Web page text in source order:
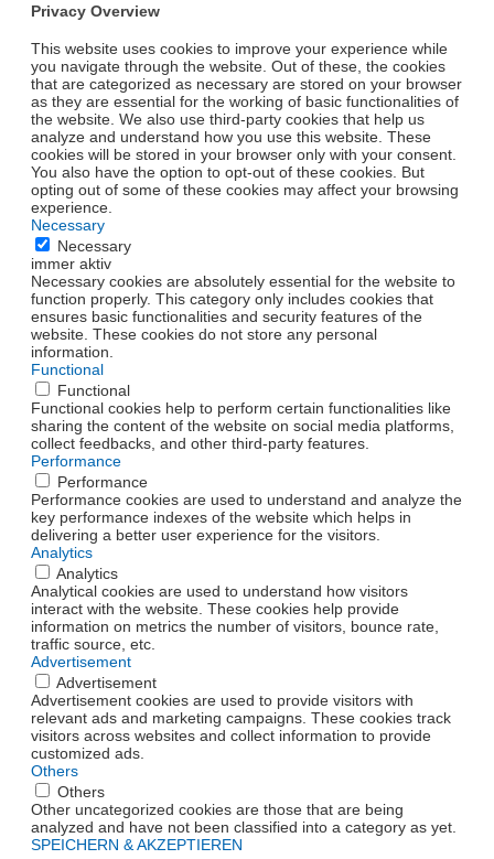
Privacy Overview
This website uses cookies to improve your experience while
you navigate through the website. Out of these, the cookies
that are categorized as necessary are stored on your browser
as they are essential for the working of basic functionalities of
the website. We also use third-party cookies that help us
analyze and understand how you use this website. These
cookies will be stored in your browser only with your consent.
You also have the option to opt-out of these cookies. But
opting out of some of these cookies may affect your browsing
experience.
Necessary
Necessary
immer aktiv
Necessary cookies are absolutely essential for the website to
function properly. This category only includes cookies that
ensures basic functionalities and security features of the
website. These cookies do not store any personal
information.
Functional
Functional
Functional cookies help to perform certain functionalities like
sharing the content of the website on social media platforms,
collect feedbacks, and other third-party features.
Performance
Performance
Performance cookies are used to understand and analyze the
key performance indexes of the website which helps in
delivering a better user experience for the visitors.
Analytics
Analytics
Analytical cookies are used to understand how visitors
interact with the website. These cookies help provide
information on metrics the number of visitors, bounce rate,
traffic source, etc.
Advertisement
Advertisement
Advertisement cookies are used to provide visitors with
relevant ads and marketing campaigns. These cookies track
visitors across websites and collect information to provide
customized ads.
Others
Others
Other uncategorized cookies are those that are being
analyzed and have not been classified into a category as yet.
SPEICHERN & AKZEPTIEREN